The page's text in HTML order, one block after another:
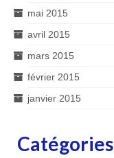
mai 2015
avril 2015
mars 2015
février 2015
janvier 2015
Catégories